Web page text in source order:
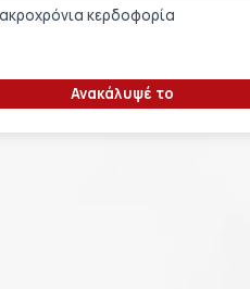
κερδοφορία
Ανακάλυψέ το